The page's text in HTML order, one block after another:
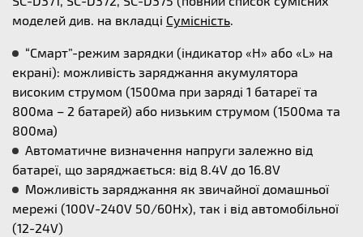
моделей див. на вкладці Сумісність.
“Смарт”-режим зарядки (індикатор «Н» або «L» на
екрані): можливість заряджання акумулятора
високим струмом (1500ма при заряді 1 батареї та
800ма – 2 батарей) або низьким струмом (1500ма та
800ма)
Автоматичне визначення напруги залежно від
батареї, що заряджається: від 8.4V до 16.8V
Можливість заряджання як звичайної домашньої
мережі (100V-240V 50/60Hx), так і від автомобільної
(12-24V)